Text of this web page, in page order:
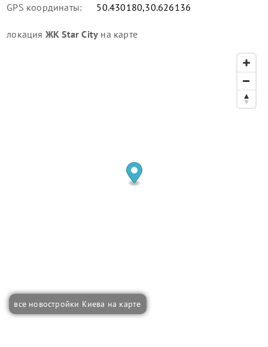
GPS координаты: 50.430180,30.626136
локация ЖК Star City на карте
все новостройки Киева на карте